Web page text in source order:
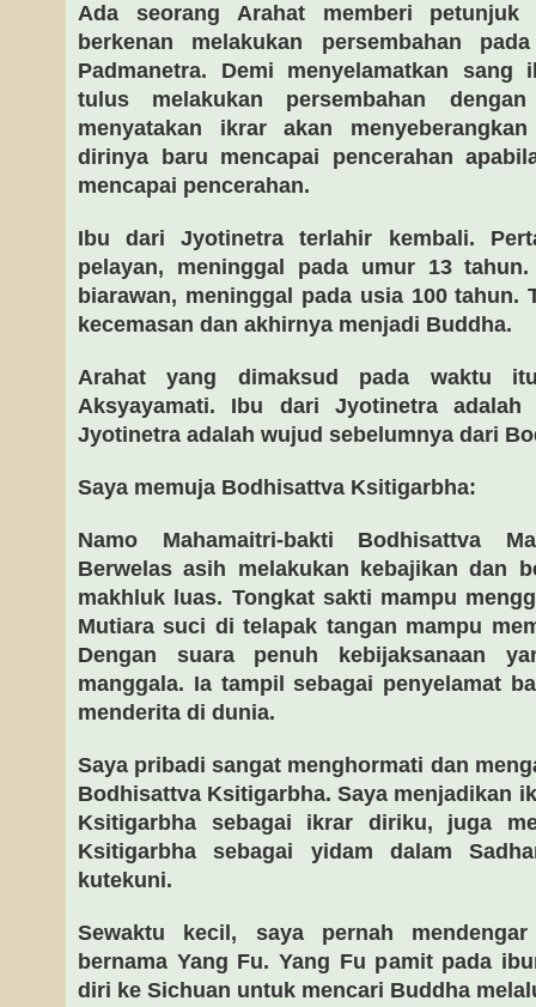
Ada seorang Arahat memberi petunjuk
berkenan melakukan persembahan
Padmanetra. Demi menyelamatkan sang
tulus melakukan persembahan
menyatakan ikrar akan
dirinya baru mencapai pencerahan
mencapai pencerahan.
Ibu dari Jyotinetra terlahir kembali.
pelayan, meninggal pada umur 13
biarawan, meninggal pada usia 100 tahun.
kecemasan dan akhirnya menjadi Buddha.
Arahat yang dimaksud pada waktu
Aksyayamati. Ibu dari Jyotinetra adalah
Jyotinetra adalah wujud sebelumnya dari
Saya memuja Bodhisattva Ksitigarbha:
Namo Mahamaitri-bakti Bodhisattva
Berwelas asih melakukan kebajikan dan
makhluk luas. Tongkat sakti mampu
Mutiara suci di telapak tangan mampu
Dengan suara penuh kebijaksanaan
manggala. Ia tampil sebagai penyelamat
menderita di dunia.
Saya pribadi sangat menghormati dan
Bodhisattva Ksitigarbha. Saya menjadikan
Ksitigarbha sebagai ikrar diriku, juga
Ksitigarbha sebagai yidam dalam
kutekuni.
Sewaktu kecil, saya pernah
bernama Yang Fu. Yang Fu pamit pada
diri ke Sichuan untuk mencari Buddha